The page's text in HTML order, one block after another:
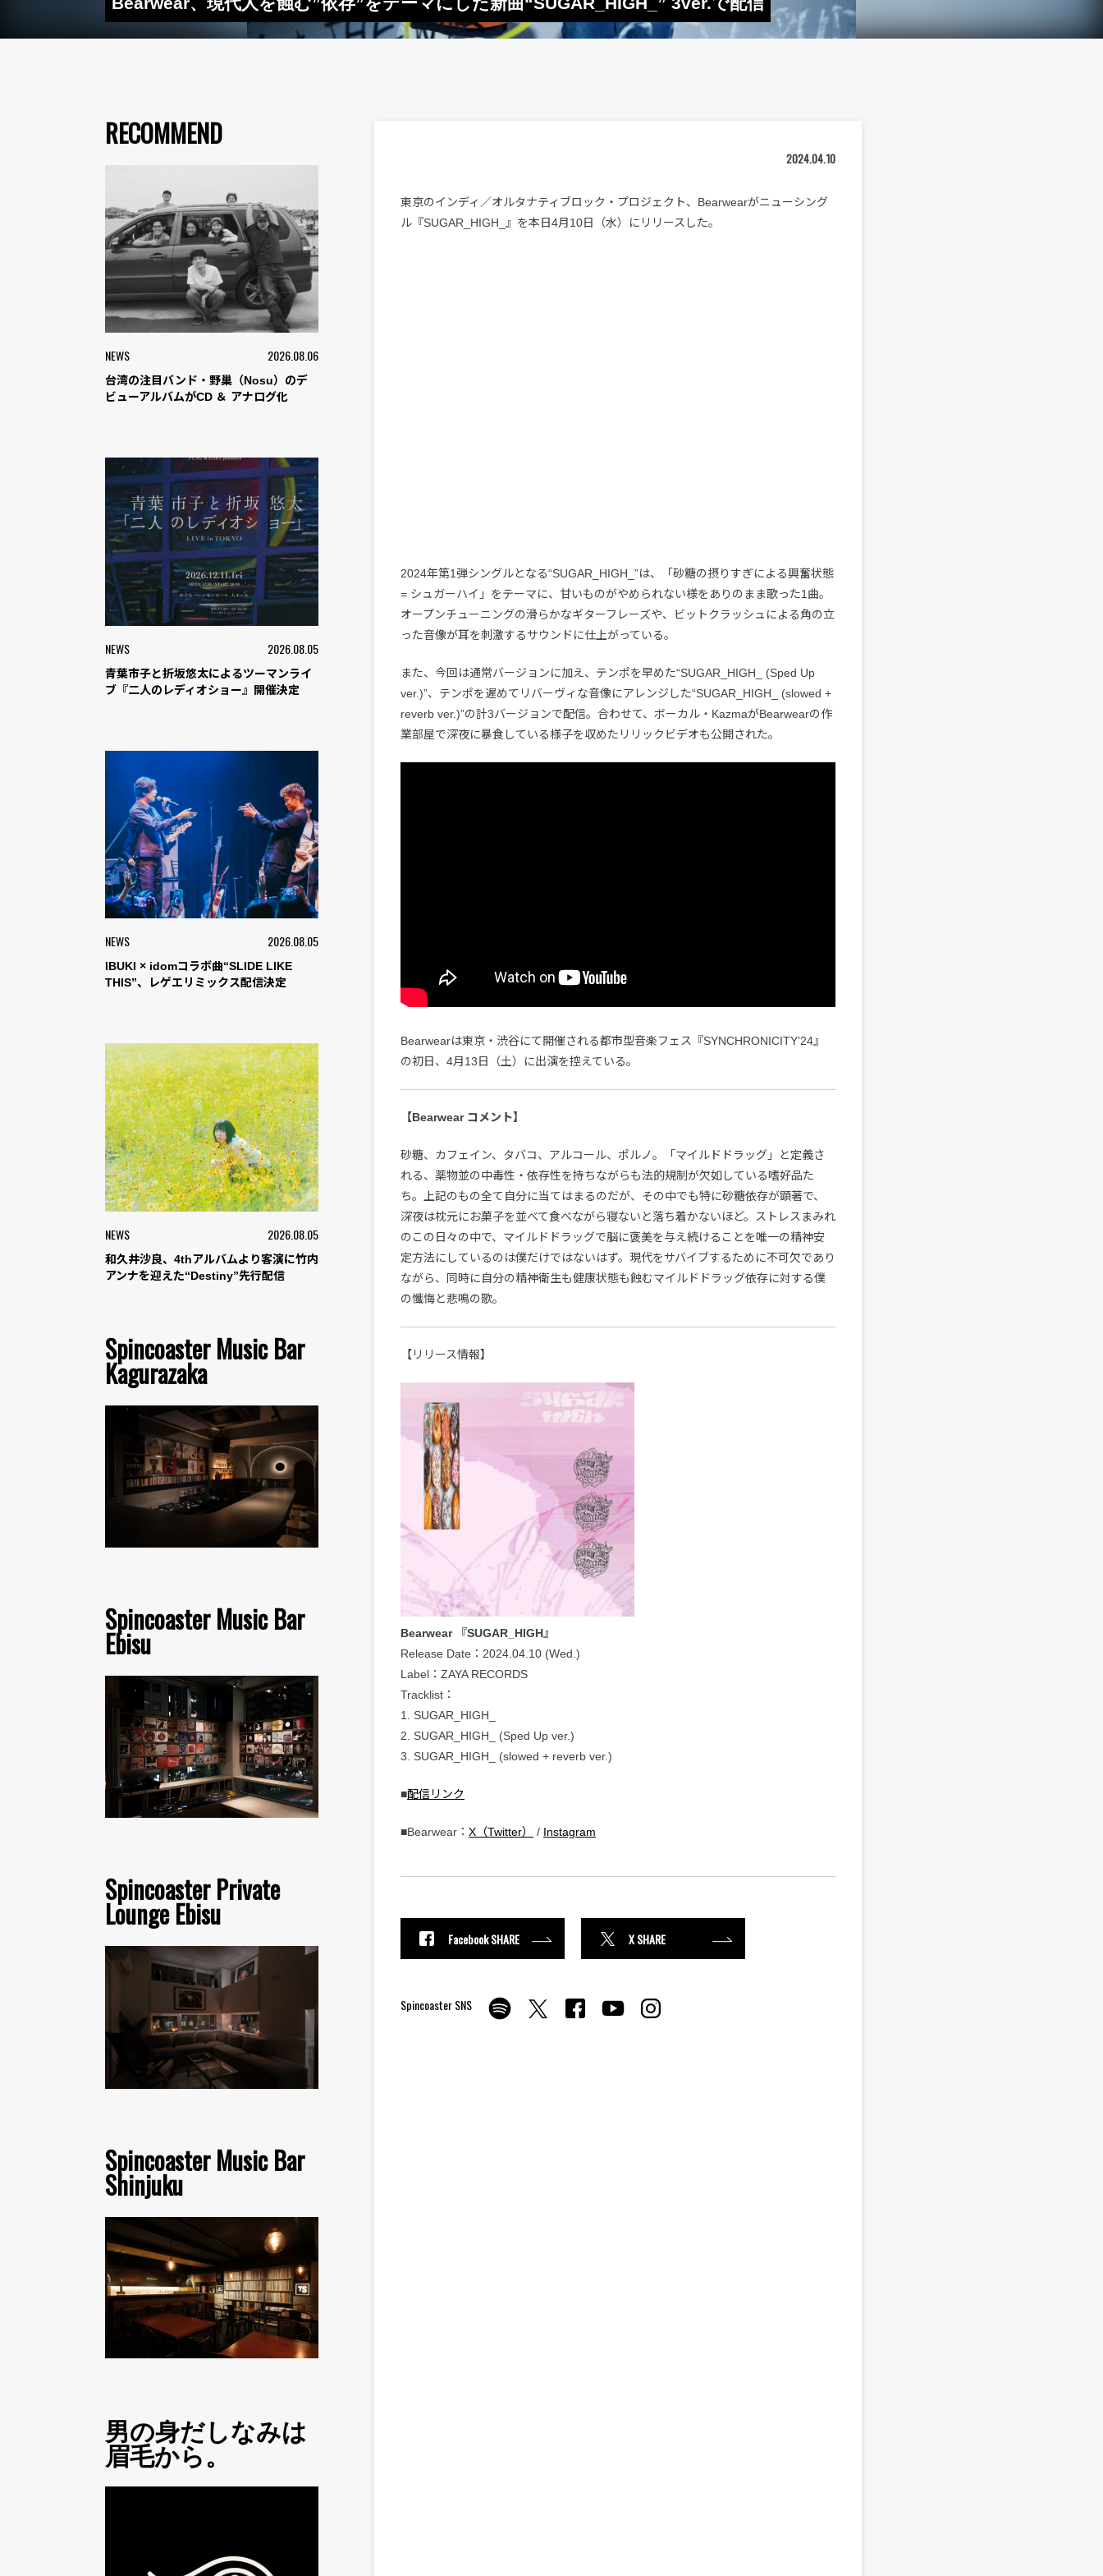
RECOMMEND
NEWS 2026.08.06
台湾の注目バンド・野巢（Nosu）のデ
ビューアルバムがCD ＆ アナログ化
NEWS 2026.08.05
青葉市子と折坂悠太によるツーマンライ
ブ『二人のレディオショー』開催決定
NEWS 2026.08.05
IBUKI × idomコラボ曲“SLIDE LIKE
THIS”、レゲエリミックス配信決定
NEWS 2026.08.05
和久井沙良、4thアルバムより客演に竹内
アンナを迎えた“Destiny”先行配信
Spincoaster Music Bar
Kagurazaka
Spincoaster Music Bar
Ebisu
Spincoaster Private
Lounge Ebisu
Spincoaster Music Bar
Shinjuku
男の身だしなみは
眉毛から。
2024.04.10
東京のインディ／オルタナティブロック・プロジェクト、Bearwearがニューシング
ル『SUGAR_HIGH_』を本日4月10日（水）にリリースした。
2024年第1弾シングルとなる“SUGAR_HIGH_”は、「砂糖の摂りすぎによる興奮状態
= シュガーハイ」をテーマに、甘いものがやめられない様をありのまま歌った1曲。
オープンチューニングの滑らかなギターフレーズや、ビットクラッシュによる角の立
った音像が耳を刺激するサウンドに仕上がっている。
また、今回は通常バージョンに加え、テンポを早めた“SUGAR_HIGH_ (Sped Up
ver.)”、テンポを遅めてリバーヴィな音像にアレンジした“SUGAR_HIGH_ (slowed +
reverb ver.)”の計3バージョンで配信。合わせて、ボーカル・KazmaがBearwearの作
業部屋で深夜に暴食している様子を収めたリリックビデオも公開された。
Bearwearは東京・渋谷にて開催される都市型音楽フェス『SYNCHRONICITY’24』
の初日、4月13日（土）に出演を控えている。
【Bearwear コメント】
砂糖、カフェイン、タバコ、アルコール、ポルノ。「マイルドドラッグ」と定義さ
れる、薬物並の中毒性・依存性を持ちながらも法的規制が欠如している嗜好品た
ち。上記のもの全て自分に当てはまるのだが、その中でも特に砂糖依存が顕著で、
深夜は枕元にお菓子を並べて食べながら寝ないと落ち着かないほど。ストレスまみれ
のこの日々の中で、マイルドドラッグで脳に褒美を与え続けることを唯一の精神安
定方法にしているのは僕だけではないはず。現代をサバイブするために不可欠であり
ながら、同時に自分の精神衛生も健康状態も蝕むマイルドドラッグ依存に対する僕
の懺悔と悲鳴の歌。
【リリース情報】
Bearwear 『SUGAR_HIGH』
Release Date：2024.04.10 (Wed.)
Label：ZAYA RECORDS
Tracklist：
1. SUGAR_HIGH_
2. SUGAR_HIGH_ (Sped Up ver.)
3. SUGAR_HIGH_ (slowed + reverb ver.)
■配信リンク
■Bearwear： X（Twitter） / Instagram
Facebook SHARE X SHARE
Spincoaster SNS